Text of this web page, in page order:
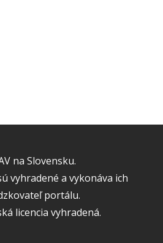
na Slovensku.
vyhradené a vykonáva ich
portálu.
licencia vyhradená.